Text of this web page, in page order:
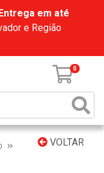
em até
e Região
0
VOLTAR